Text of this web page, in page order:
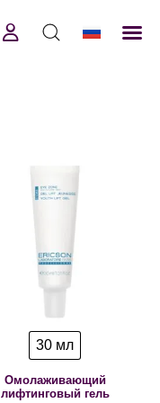
30 мл
Омолаживающий
лифтинговый гель